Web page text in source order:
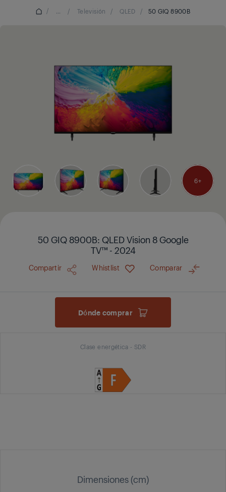
/ ... / Televisión / QLED / 50 GIQ 8900B
6
50 GIQ 8900B: QLED Vision 8 Google
TV™ - 2024
Compartir Whistlist Comparar
Dónde comprar
Clase energética - SDR
Dimensiones (cm)